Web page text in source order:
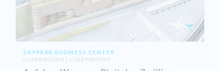
SKYPARK BUSINESS CENTER
LUXEMBOURG | LUXEMBOURG